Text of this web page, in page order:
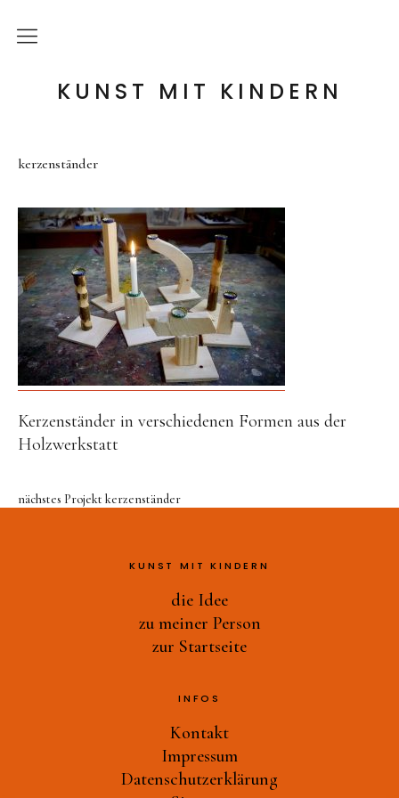
KUNST MIT KINDERN
die Idee
Tonwerkstatt
Farb-Werkstatt
Wir schaffen Landschaften
Handpuppen-Werkstatt
Steckentiere-Werkstatt
Architektur-Werkstatt
Alles Müll oder was?
zu meiner Person
zur Startseite
kerzenständer
Kerzenständer in verschiedenen Formen aus der
Holzwerkstatt
nächstes Projekt kerzenständer
KUNST MIT KINDERN
die Idee
zu meiner Person
zur Startseite
INFOS
Kontakt
Impressum
Datenschutzerklärung